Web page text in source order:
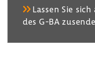
Lassen Sie
des G-BA